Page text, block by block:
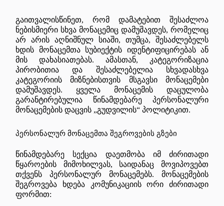
გაითვალისწინეთ, რომ დამატებით შესაძლოა
ნებისმიერი სხვა მონაცემიც დამუშავდეს, რომელიც
არ არის აღნიშნულ სიაში, თუმცა, შესაძლებელს
ხდის მონაცემთა სუბიექტის იდენტიფიცირებას ან
მის დახასიათებას. ამასთან, კატეგორიზაცია
პირობითია და შესაძლებელია სხვადასხვა
კატეგორიის მიზნებისთვის მსგავსი მონაცემები
დამუშავდეს. ყველა მონაცემის დაცულობა
გარანტირებულია წინამდებარე პერსონალური
მონაცემების დაცვის „გუდვილის“ პოლიტიკით.
პერსონალურ მონაცემთა შეგროვების გზები
წინამდებარე სექცია დაეთმობა იმ ძირითადი
წყაროების მიმოხილვას, საიდანაც მოვიპოვებთ
თქვენს პერსონალურ მონაცემებს. მონაცემების
შეგროვება ხდება კომუნიკაციის ორი ძირითადი
ფორმით: